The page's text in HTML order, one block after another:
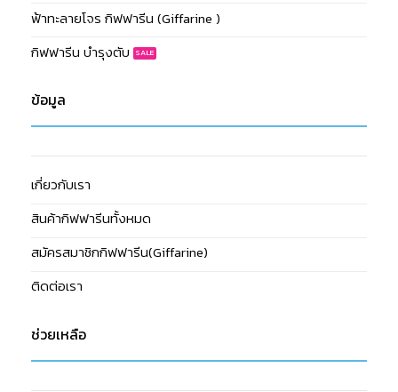
ฟ้าทะลายโจร กิฟฟารีน (Giffarine )
กิฟฟารีน บำรุงตับ
ข้อมูล
เกี่ยวกับเรา
สินค้ากิฟฟารีนทั้งหมด
สมัครสมาชิกกิฟฟารีน(Giffarine)
ติดต่อเรา
ช่วยเหลือ